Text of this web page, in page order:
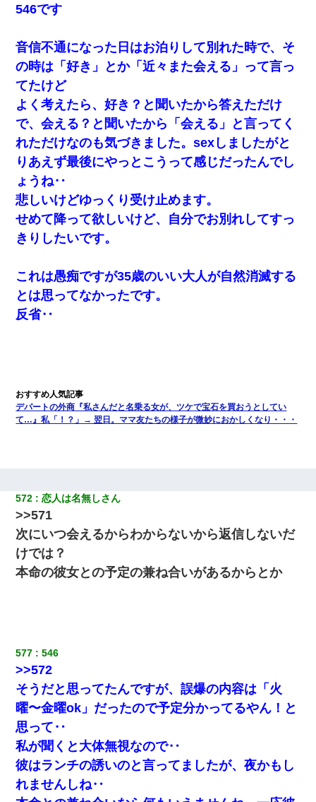
546です
音信不通になった日はお泊りして別れた時で、そ
の時は「好き」とか「近々また会える」って言っ
てたけど
よく考えたら、好き？と聞いたから答えただけ
で、会える？と聞いたから「会える」と言ってく
れただけなのも気づきました。sexしましたがと
りあえず最後にやっとこうって感じだったんでし
ょうね‥
悲しいけどゆっくり受け止めます。
せめて降って欲しいけど、自分でお別れしてすっ
きりしたいです。
これは愚痴ですが35歳のいい大人が自然消滅する
とは思ってなかったです。
反省‥
デパートの外商『私さんだと名乗る女が、ツケで宝石を買おうとしてい
て…』私「！？」→ 翌日。ママ友たちの様子が微妙におかしくなり・・・
572 恋人は名無しさん
>>571
次にいつ会えるからわからないから返信しないだ
けでは？
本命の彼女との予定の兼ね合いがあるからとか
577 546
>>572
そうだと思ってたんですが、誤爆の内容は「火
曜〜金曜ok」だったので予定分かってるやん！と
思って‥
私が聞くと大体無視なので‥
彼はランチの誘いのと言ってましたが、夜かもし
れませんしね‥